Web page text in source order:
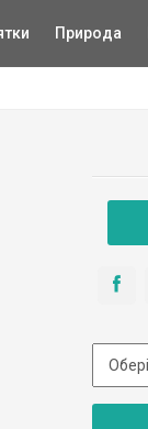
Природа